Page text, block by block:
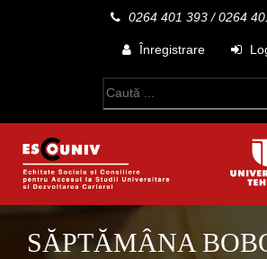
0264 401 393/ 0264
Înregistrare
SĂPTĂMÂNA